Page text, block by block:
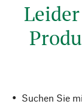
Suchen Sie